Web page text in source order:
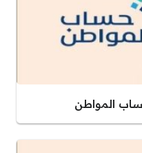
المواطن